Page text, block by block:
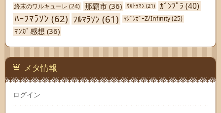
終末のワルキューレ (24) 那覇市 (36) ｳﾙﾄﾗﾏﾝ (21) ｶﾞﾝﾌﾟﾗ (40)
ﾊｰﾌﾏﾗｿﾝ (62) ﾌﾙﾏﾗｿﾝ (61) ﾏｼﾞﾝｶﾞｰZ/Infinity(25)
ﾏﾝｶﾞ感想 (36)
メタ情報
ログイン